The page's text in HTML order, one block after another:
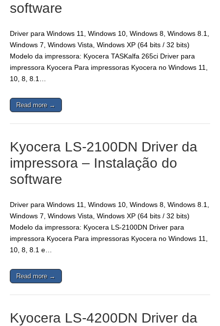
software
Driver para Windows 11, Windows 10, Windows 8, Windows 8.1,
Windows 7, Windows Vista, Windows XP (64 bits / 32 bits)
Modelo da impressora: Kyocera TASKalfa 265ci Driver para
impressora Kyocera Para impressoras Kyocera no Windows 11,
10, 8, 8.1…
Read more →
Kyocera LS-2100DN Driver da
impressora – Instalação do
software
Driver para Windows 11, Windows 10, Windows 8, Windows 8.1,
Windows 7, Windows Vista, Windows XP (64 bits / 32 bits)
Modelo da impressora: Kyocera LS-2100DN Driver para
impressora Kyocera Para impressoras Kyocera no Windows 11,
10, 8, 8.1 e…
Read more →
Kyocera LS-4200DN Driver da